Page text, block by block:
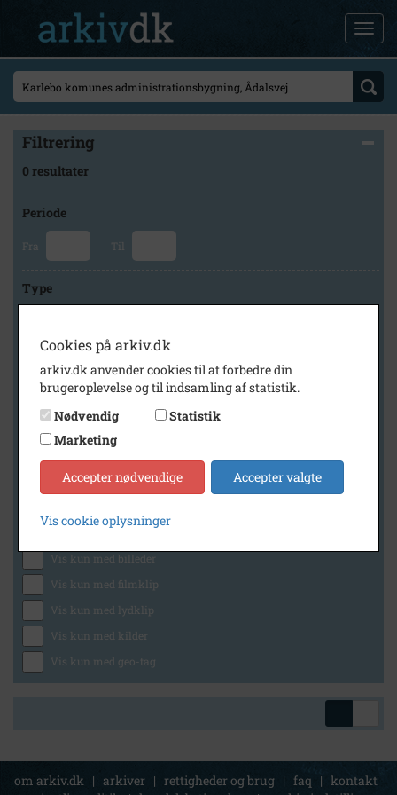
Filtrering
0 resultater
Periode
Fra Til
Type
Arkiv
Lokalarkivet Alsønderup -Tjæreby
Generelt
Vis kun med billeder
Vis kun med filmklip
Vis kun med lydklip
Vis kun med kilder
Vis kun med geo-tag
om arkiv.dk | arkiver | rettigheder og brug | faq | kontakt
Cookies på arkiv.dk
arkiv.dk anvender cookies til at forbedre din
brugeroplevelse og til indsamling af statistik.
Nødvendig
Statistik
Marketing
Accepter nødvendige Accepter valgte
Vis cookie oplysninger